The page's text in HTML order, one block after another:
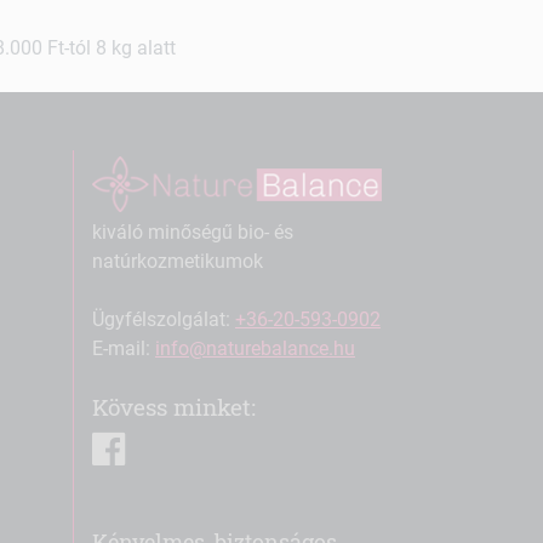
Ft-tól 8 kg alatt
kiváló minőségű bio- és
natúrkozmetikumok
Ügyfélszolgálat: +36-20-593-0902
E-mail: info@naturebalance.hu
Kövess minket: